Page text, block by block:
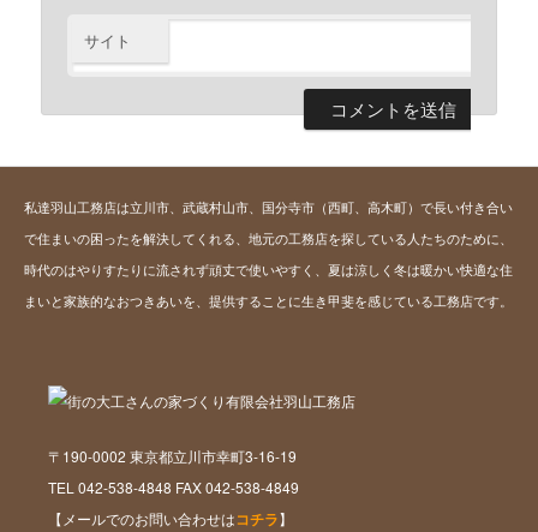
サイト
私達羽山工務店は立川市、武蔵村山市、国分寺市（西町、高木町）で長い付き合い
で住まいの困ったを解決してくれる、地元の工務店を探している人たちのために、
時代のはやりすたりに流されず頑丈で使いやすく、夏は涼しく冬は暖かい快適な住
まいと家族的なおつきあいを、提供することに生き甲斐を感じている工務店です。
〒190-0002 東京都立川市幸町3-16-19
TEL 042-538-4848 FAX 042-538-4849
【メールでのお問い合わせはコチラ】